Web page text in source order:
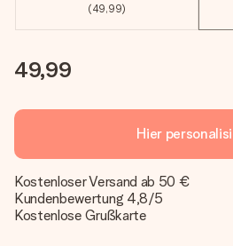
(49,99)
49,99
Hier
Kostenloser Versand ab 50 €
Kundenbewertung 4,8/5
Kostenlose Grußkarte